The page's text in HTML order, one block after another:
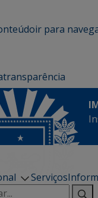
ir para
transparência
Serviços